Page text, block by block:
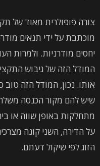
צורה פופולרית מאוד של
מוכתבת על ידי תנאים
יחסים מודרניות. ולמרות
המודל הזה של גיבוש
אותו. נכון, המודל הזה
שיש להם מקור הכנסה
מתחלקות באופן שווה או
על הדירה, השני קונה
הזוג לפי שיקול דעתם.